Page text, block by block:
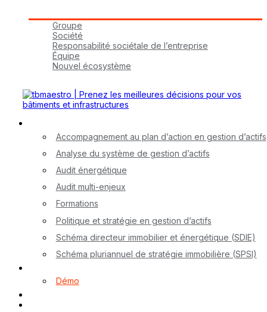
Groupe
Société
Responsabilité sociétale de l’entreprise
Équipe
Nouvel écosystème
Accompagnement au plan d’action en gestion d’actifs
Analyse du système de gestion d’actifs
Audit énergétique
Audit multi-enjeux
Formations
Politique et stratégie en gestion d’actifs
Schéma directeur immobilier et énergétique (SDIE)
Schéma pluriannuel de stratégie immobilière (SPSI)
Démo